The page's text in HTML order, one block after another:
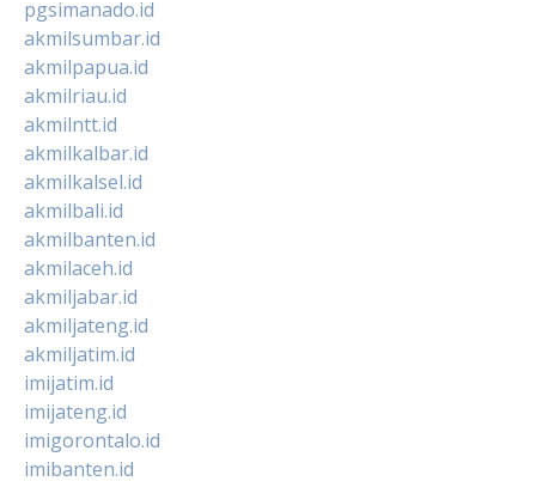
pgsimanado.id
akmilsumbar.id
akmilpapua.id
akmilriau.id
akmilntt.id
akmilkalbar.id
akmilkalsel.id
akmilbali.id
akmilbanten.id
akmilaceh.id
akmiljabar.id
akmiljateng.id
akmiljatim.id
imijatim.id
imijateng.id
imigorontalo.id
imibanten.id